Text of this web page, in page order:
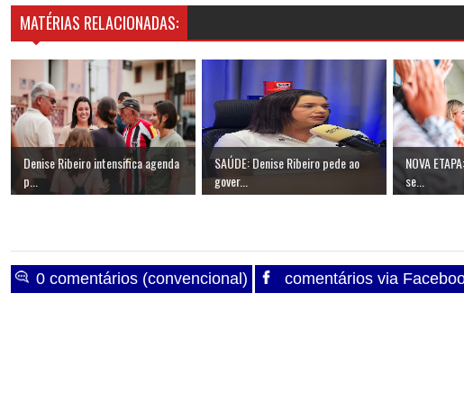
MATÉRIAS RELACIONADAS:
Denise Ribeiro intensifica agenda
p...
SAÚDE: Denise Ribeiro pede ao
gover...
NOVA
se...
0 comentários (convencional) comentários via